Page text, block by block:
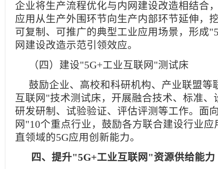
企业将生产流程优化与内网建设改造相结合
应用从生产外围环节向生产内部环节延伸，
可复制、可推广的典型工业应用场景，形成
网建设改造示范引领效应。
（四）建设"5G+工业互联网"测试床
鼓励企业、高校和科研机构、产业联盟等
互联网"技术测试床，开展融合技术、标准、
研发研制、试验验证、评估评测等工作。面
网"10个重点行业，鼓励各方联合建设行业
直领域的5G应用创新能力。
四、提升"5G+工业互联网"资源供给能力